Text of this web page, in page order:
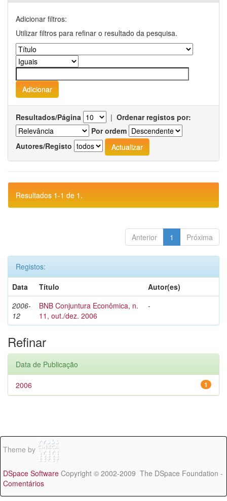
Adicionar filtros:
Utilizar filtros para refinar o resultado da pesquisa.
Resultados/Página | Ordenar registos por:
Por ordem
Autores/Registo
Resultados 1-1 de 1.
Anterior 1 Próxima
Registos:
Data
Título
Autor(es)
2006-
12
BNB Conjuntura Econômica, n.
11, out./dez. 2006
-
Refinar
Data de Publicação
1
2006
Theme by
DSpace Software Copyright © 2002-2009 The DSpace Foundation -
Comentários